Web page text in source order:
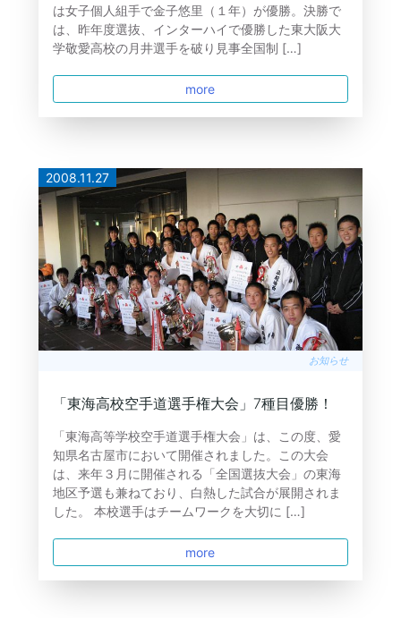
は女子個人組手で金子悠里（１年）が優勝。決勝で
は、昨年度選抜、インターハイで優勝した東大阪大
学敬愛高校の月井選手を破り見事全国制 […]
more
2008.11.27
お知らせ
「東海高校空手道選手権大会」7種目優勝！
「東海高等学校空手道選手権大会」は、この度、愛
知県名古屋市において開催されました。この大会
は、来年３月に開催される「全国選抜大会」の東海
地区予選も兼ねており、白熱した試合が展開されま
した。 本校選手はチームワークを大切に […]
more